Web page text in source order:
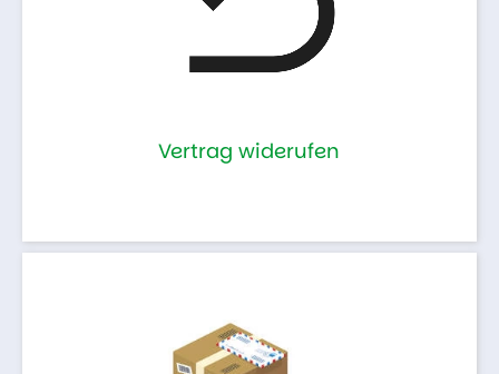
Vertrag widerufen